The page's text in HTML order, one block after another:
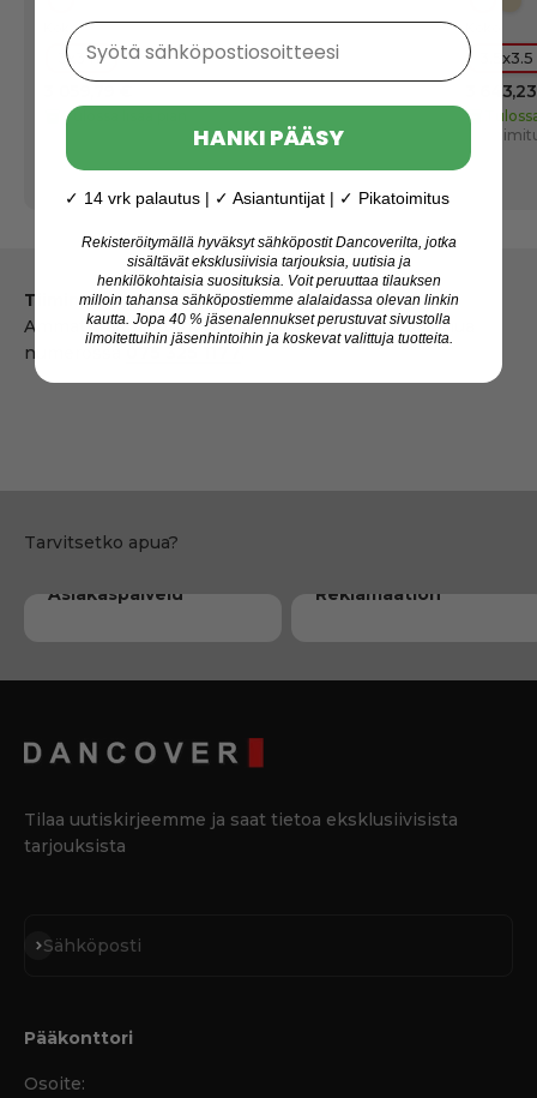
Koko:
3x3 m
Tulossa lisää pian
Toimitus: 14-21 syysk.
3
Tiimimme
Ammattitaitoiset myyntineuvojamme auttavat sinua
numerossa
Asiakaspalvelu Reklamaation
Tilaa uutiskirjeemme ja saat tietoa eksklusiivisista
tarjouksista
Sähköposti
Tilaa
Pääkonttori
Osoite:
Syötä sähköpostiosoitteesi
HANKI PÄÄSY
✓ 14 vrk palautus | ✓ Asiantuntijat | ✓ Pikatoimitus
Rekisteröitymällä hyväksyt sähköpostit Dancoverilta, jotka
sisältävät eksklusiivisia tarjouksia, uutisia ja
henkilökohtaisia suosituksia. Voit peruuttaa tilauksen
milloin tahansa sähköpostiemme alalaidassa olevan linkin
kautta. Jopa 40 % jäsenalennukset perustuvat sivustolla
ilmoitettuihin jäsenhintoihin ja koskevat valittuja tuotteita.